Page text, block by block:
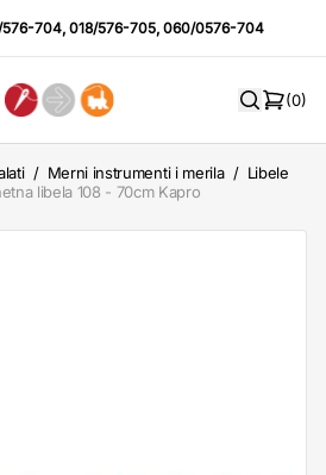
576-704,018/576-705,060/0576-704
(0)
/ Merni instrumenti i merila / Libele
libela 108 - 70cm Kapro